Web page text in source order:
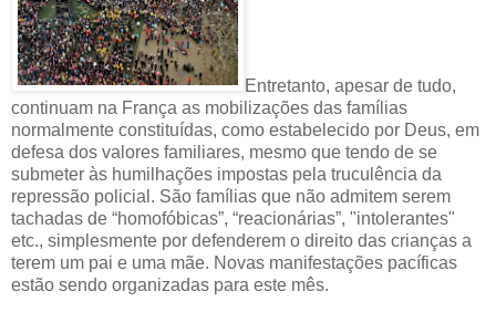
Entretanto, apesar de tudo,
continuam na França as mobilizações das famílias
normalmente constituídas, como estabelecido por Deus, em
defesa dos valores familiares, mesmo que tendo de se
submeter às humilhações impostas pela truculência da
repressão policial. São famílias que não admitem serem
tachadas de “homofóbicas”, “reacionárias”, "intolerantes"
etc., simplesmente por defenderem o direito das crianças a
terem um pai e uma mãe. Novas manifestações pacíficas
estão sendo organizadas para este mês.